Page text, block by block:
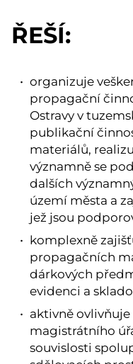
ŘEŠÍ:
organizuje
propagační
Ostravy v
publikační
materiálů,
významně se
dalších
území města a
jež jsou
komplexně
propagačních
dárkových
evidenci a
aktivně
magistrátního
souvislosti